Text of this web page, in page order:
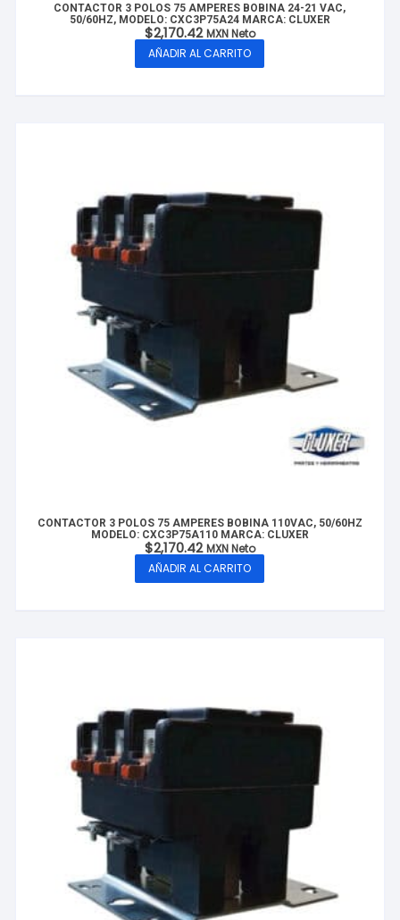
CONTACTOR 3 POLOS 75 AMPERES BOBINA 24-21 VAC,
50/60HZ, MODELO: CXC3P75A24 MARCA: CLUXER
$2,170.42 MXN Neto
AÑADIR AL CARRITO
CONTACTOR 3 POLOS 75 AMPERES BOBINA 110VAC, 50/60HZ
MODELO: CXC3P75A110 MARCA: CLUXER
$2,170.42 MXN Neto
AÑADIR AL CARRITO